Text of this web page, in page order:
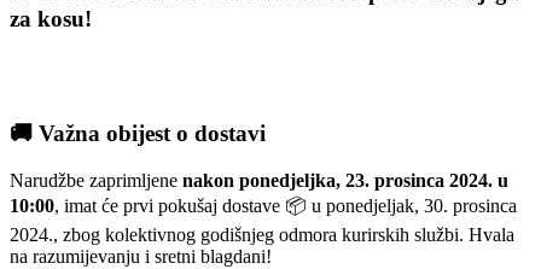
za kosu!
🚚 Važna obijest o dostavi
Narudžbe zaprimljene nakon ponedjeljka, 23. prosinca 2024. u
10:00, imat će prvi pokušaj dostave 📦 u ponedjeljak, 30. prosinca
2024., zbog kolektivnog godišnjeg odmora kurirskih službi. Hvala
na razumijevanju i sretni blagdani!